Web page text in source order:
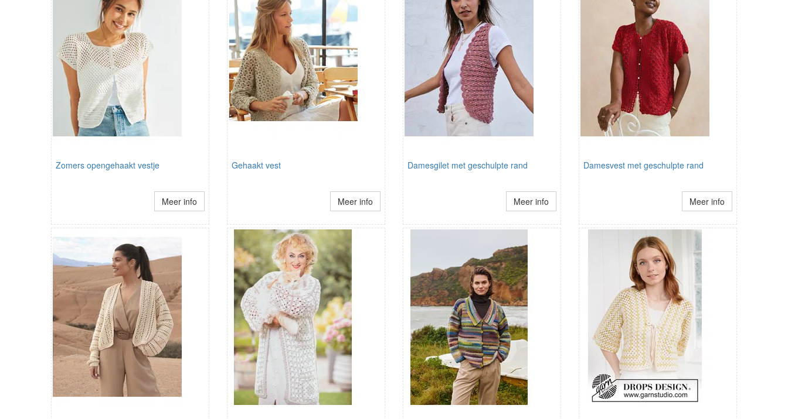
Zomers opengehaakt vestje
Meer info
Gehaakt vest
Meer info
Damesgilet met geschulpte rand
Meer info
Damesvest met geschulpte rand
Meer info